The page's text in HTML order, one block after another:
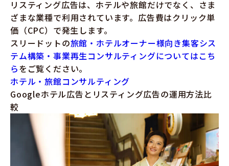
リスティング広告は、ホテルや旅館だけでなく、さま
ざまな業種で利用されています。広告費はクリック単
価（CPC）で発生します。
スリードットの旅館・ホテルオーナー様向き集客シス
テム構築・事業再生コンサルティングについてはこち
らをご覧ください。
ホテル・旅館コンサルティング
Googleホテル広告とリスティング広告の運用方法比
較